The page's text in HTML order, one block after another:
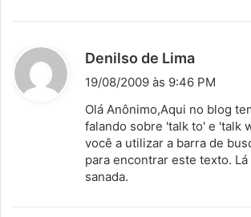
Denilso de Lima
s
e
:
19/08/2009 às 9:46 PM
Olá Anônimo,Aqui no blog
falando sobre 'talk to' e 'talk
você a utilizar a barra de
para encontrar este texto.
sanada.